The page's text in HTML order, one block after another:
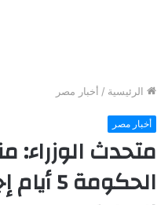
الرئيسية / أخبار مصر
أخبار مصر
متحدث